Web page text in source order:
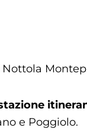
Nottola
e Poggiolo.